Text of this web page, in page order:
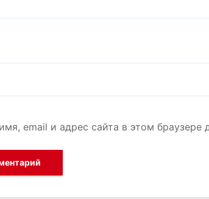
email и адрес сайта в этом